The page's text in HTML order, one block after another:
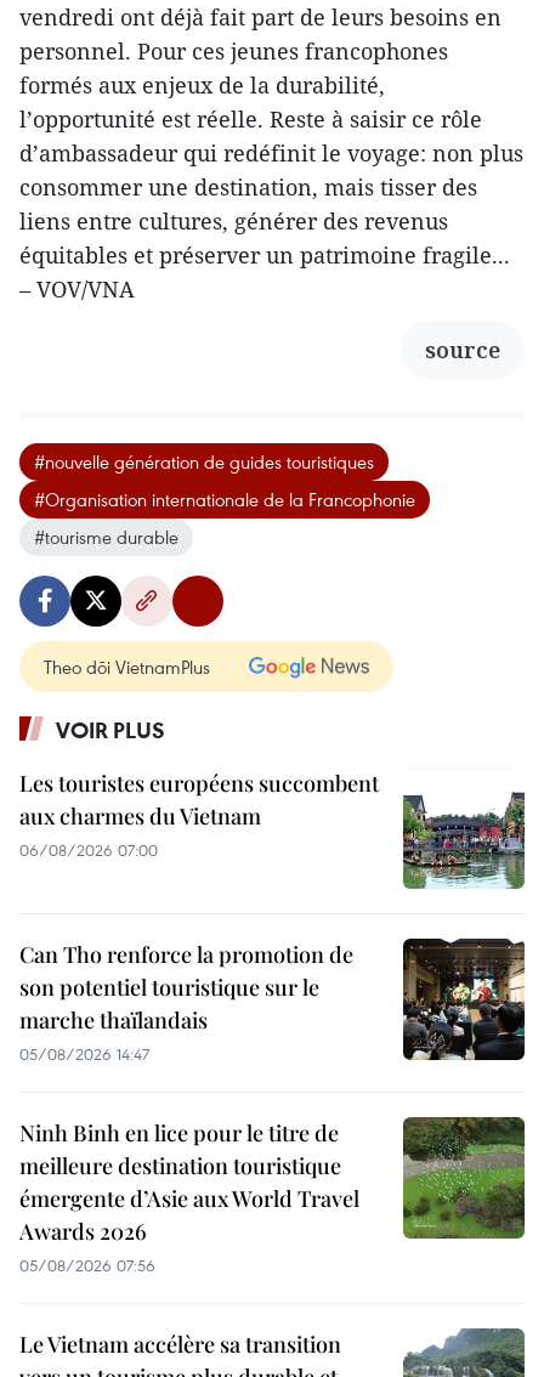
vendredi ont déjà fait part de leurs besoins en
personnel. Pour ces jeunes francophones
formés aux enjeux de la durabilité,
l’opportunité est réelle. Reste à saisir ce rôle
d’ambassadeur qui redéfinit le voyage: non plus
consommer une destination, mais tisser des
liens entre cultures, générer des revenus
équitables et préserver un patrimoine fragile...
– VOV/VNA
source
#nouvelle génération de guides touristiques
#Organisation internationale de la Francophonie
#tourisme durable
Theo dõi VietnamPlus
VOIR PLUS
Les touristes européens succombent
aux charmes du Vietnam
06/08/2026 07:00
Can Tho renforce la promotion de
son potentiel touristique sur le
marche thaïlandais
05/08/2026 14:47
Ninh Binh en lice pour le titre de
meilleure destination touristique
émergente d’Asie aux World Travel
Awards 2026
05/08/2026 07:56
Le Vietnam accélère sa transition